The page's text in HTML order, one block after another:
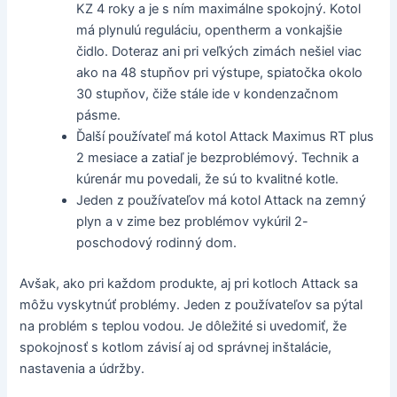
KZ 4 roky a je s ním maximálne spokojný. Kotol
má plynulú reguláciu, opentherm a vonkajšie
čidlo. Doteraz ani pri veľkých zimách nešiel viac
ako na 48 stupňov pri výstupe, spiatočka okolo
30 stupňov, čiže stále ide v kondenzačnom
pásme.
Ďalší používateľ má kotol Attack Maximus RT plus
2 mesiace a zatiaľ je bezproblémový. Technik a
kúrenár mu povedali, že sú to kvalitné kotle.
Jeden z používateľov má kotol Attack na zemný
plyn a v zime bez problémov vykúril 2-
poschodový rodinný dom.
Avšak, ako pri každom produkte, aj pri kotloch Attack sa
môžu vyskytnúť problémy. Jeden z používateľov sa pýtal
na problém s teplou vodou. Je dôležité si uvedomiť, že
spokojnosť s kotlom závisí aj od správnej inštalácie,
nastavenia a údržby.